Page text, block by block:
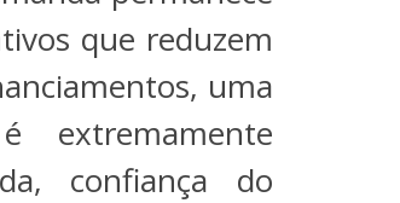
que reduzem
uma
confiança do